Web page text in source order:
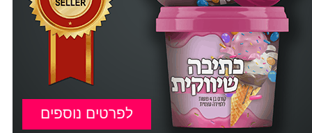
לפרטים נוספים